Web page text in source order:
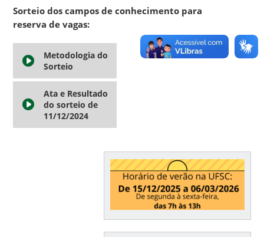
Sorteio dos campos de conhecimento para
reserva de vagas:
Metodologia do
Sorteio
Ata e Resultado
do sorteio de
11/12/2024